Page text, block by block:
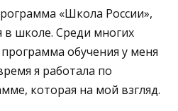
«Школа России»,
в школе. Среди многих
обучения у меня
я работала по
которая на мой взгляд.